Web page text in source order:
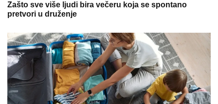
Zašto sve više ljudi bira večeru koja se spontano
pretvori u druženje